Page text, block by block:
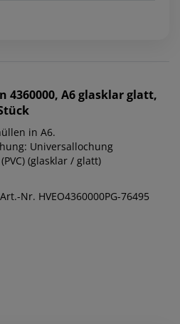
4360000, A6 glasklar glatt,
in A6.
Universallochung
(glasklar / glatt)
Art.-Nr. HVEO4360000PG-76495